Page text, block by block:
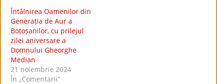
Întâlnirea Oamenilor din
Generația de Aur a
Botoșanilor, cu prilejul
zilei aniversare a
Domnului Gheorghe
Median
21 noiembrie 2024
În „Comentarii”